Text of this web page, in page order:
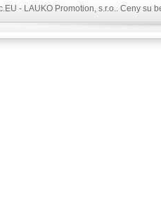
- LAUKO Promotion, s.r.o.. Ceny su